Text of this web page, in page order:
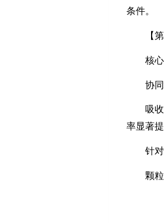
条件。
【
核
协
吸
率显著提
针
颗